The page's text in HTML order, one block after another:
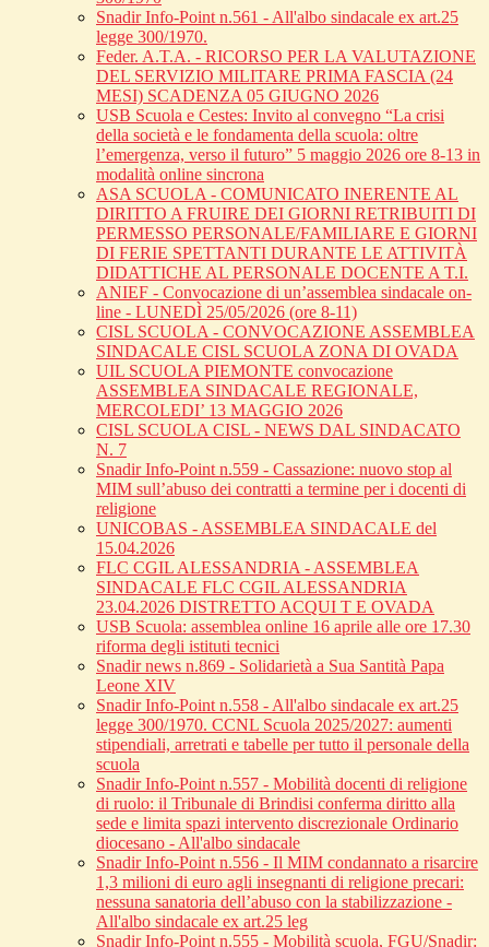
Snadir Info-Point n.561 - All'albo sindacale ex art.25
legge 300/1970.
Feder. A.T.A. - RICORSO PER LA VALUTAZIONE
DEL SERVIZIO MILITARE PRIMA FASCIA (24
MESI) SCADENZA 05 GIUGNO 2026
USB Scuola e Cestes: Invito al convegno “La crisi
della società e le fondamenta della scuola: oltre
l’emergenza, verso il futuro” 5 maggio 2026 ore 8-13 in
modalità online sincrona
ASA SCUOLA - COMUNICATO INERENTE AL
DIRITTO A FRUIRE DEI GIORNI RETRIBUITI DI
PERMESSO PERSONALE/FAMILIARE E GIORNI
DI FERIE SPETTANTI DURANTE LE ATTIVITÀ
DIDATTICHE AL PERSONALE DOCENTE A T.I.
ANIEF - Convocazione di un’assemblea sindacale on-
line - LUNEDÌ 25/05/2026 (ore 8-11)
CISL SCUOLA - CONVOCAZIONE ASSEMBLEA
SINDACALE CISL SCUOLA ZONA DI OVADA
UIL SCUOLA PIEMONTE convocazione
ASSEMBLEA SINDACALE REGIONALE,
MERCOLEDI’ 13 MAGGIO 2026
CISL SCUOLA CISL - NEWS DAL SINDACATO
N. 7
Snadir Info-Point n.559 - Cassazione: nuovo stop al
MIM sull’abuso dei contratti a termine per i docenti di
religione
UNICOBAS - ASSEMBLEA SINDACALE del
15.04.2026
FLC CGIL ALESSANDRIA - ASSEMBLEA
SINDACALE FLC CGIL ALESSANDRIA
23.04.2026 DISTRETTO ACQUI T E OVADA
USB Scuola: assemblea online 16 aprile alle ore 17.30
riforma degli istituti tecnici
Snadir news n.869 - Solidarietà a Sua Santità Papa
Leone XIV
Snadir Info-Point n.558 - All'albo sindacale ex art.25
legge 300/1970. CCNL Scuola 2025/2027: aumenti
stipendiali, arretrati e tabelle per tutto il personale della
scuola
Snadir Info-Point n.557 - Mobilità docenti di religione
di ruolo: il Tribunale di Brindisi conferma diritto alla
sede e limita spazi intervento discrezionale Ordinario
diocesano - All'albo sindacale
Snadir Info-Point n.556 - Il MIM condannato a risarcire
1,3 milioni di euro agli insegnanti di religione precari:
nessuna sanatoria dell’abuso con la stabilizzazione -
All'albo sindacale ex art.25 leg
Snadir Info-Point n.555 - Mobilità scuola, FGU/Snadir: